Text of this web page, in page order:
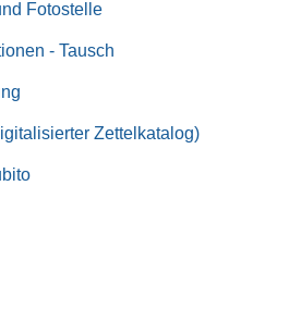
Fotostelle
- Tausch
Zettelkatalog)